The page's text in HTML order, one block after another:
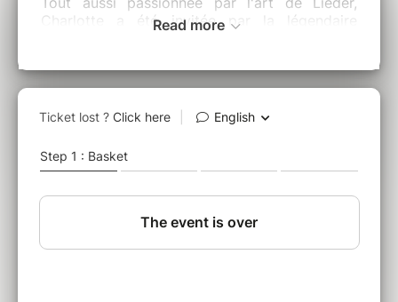
Charlotte a été invitée par la légendaire
saluée internationalement pour ses
performances du répertoire du XXe siècle, et
surtout pour la deuxième école viennoise. Ses
interprétations de la musique contemporaine
Philharmonic, elle enregistre la première
L'intimité de la distance sous la baguette du
compositeur Robert Groslot pour le label
Naxos. Plus récemment, les compositeurs
Annelies Van Parys, Aftab Darvishi et Calliope
Read more